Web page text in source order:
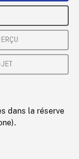
dans la réserve